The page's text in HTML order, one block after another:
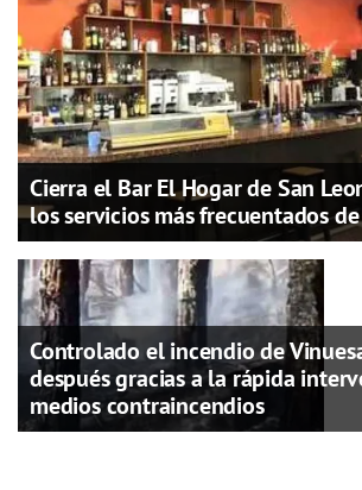
Cierra el Bar El Hogar de San
los servicios más frecuentados
Controlado el incendio de
después gracias a la rápida
medios contraincendios